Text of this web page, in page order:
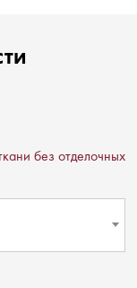
без отделочных